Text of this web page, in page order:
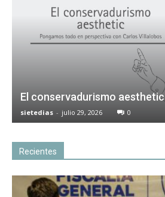
El conservadurismo aesthetic
sietedias - julio 29, 2026 0
Recientes